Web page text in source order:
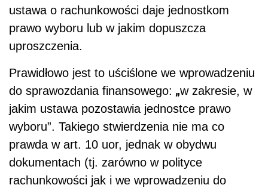
ustawa o rachunkowości daje jednostkom
prawo wyboru lub w jakim dopuszcza
uproszczenia.
Prawidłowo jest to uściślone we wprowadzeniu
do sprawozdania finansowego: „w zakresie, w
jakim ustawa pozostawia jednostce prawo
wyboru”. Takiego stwierdzenia nie ma co
prawda w art. 10 uor, jednak w obydwu
dokumentach (tj. zarówno w polityce
rachunkowości jak i we wprowadzeniu do